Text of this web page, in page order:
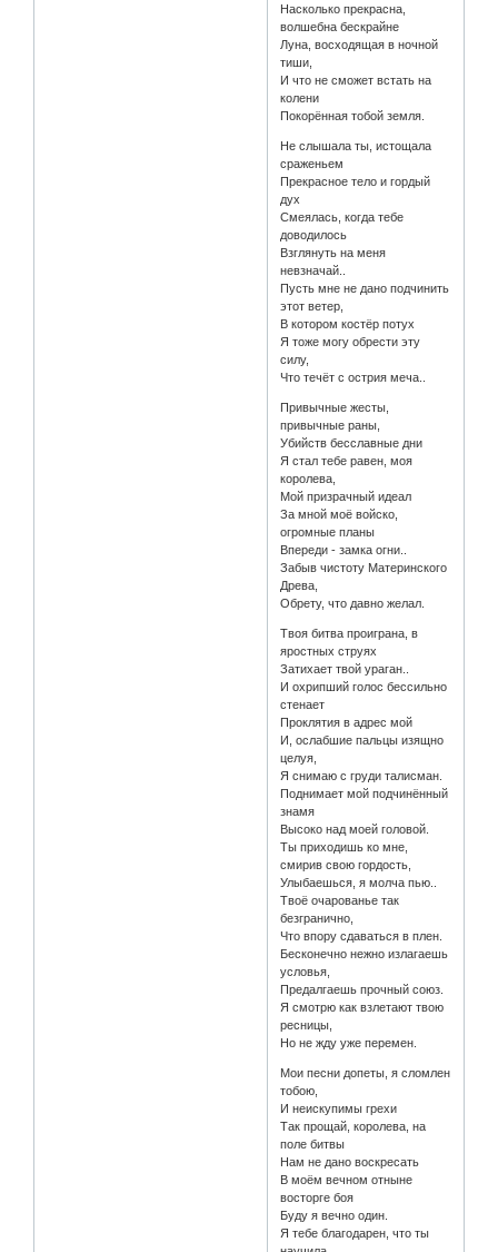
Насколько прекрасна,
волшебна бескрайне
Луна, восходящая в ночной
тиши,
И что не сможет встать на
колени
Покорённая тобой земля.
Не слышала ты, истощала
сраженьем
Прекрасное тело и гордый
дух
Смеялась, когда тебе
доводилось
Взглянуть на меня
невзначай..
Пусть мне не дано подчинить
этот ветер,
В котором костёр потух
Я тоже могу обрести эту
силу,
Что течёт с острия меча..
Привычные жесты,
привычные раны,
Убийств бесславные дни
Я стал тебе равен, моя
королева,
Мой призрачный идеал
За мной моё войско,
огромные планы
Впереди - замка огни..
Забыв чистоту Материнского
Древа,
Обрету, что давно желал.
Твоя битва проиграна, в
яростных струях
Затихает твой ураган..
И охрипший голос бессильно
стенает
Проклятия в адрес мой
И, ослабшие пальцы изящно
целуя,
Я снимаю с груди талисман.
Поднимает мой подчинённый
знамя
Высоко над моей головой.
Ты приходишь ко мне,
смирив свою гордость,
Улыбаешься, я молча пью..
Твоё очарованье так
безгранично,
Что впору сдаваться в плен.
Бесконечно нежно излагаешь
условья,
Предалгаешь прочный союз.
Я смотрю как взлетают твою
ресницы,
Но не жду уже перемен.
Мои песни допеты, я сломлен
тобою,
И неискупимы грехи
Так прощай, королева, на
поле битвы
Нам не дано воскресать
В моём вечном отныне
восторге боя
Буду я вечно один.
Я тебе благодарен, что ты